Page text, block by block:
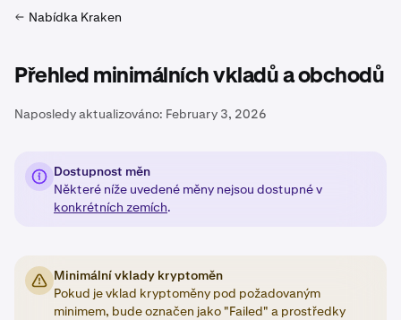
Nabídka Kraken
Přehled minimálních vkladů a obchodů
Naposledy aktualizováno: February 3, 2026
Dostupnost měn
Některé níže uvedené měny nejsou dostupné v
konkrétních zemích.
Minimální vklady kryptoměn
Pokud je vklad kryptoměny pod požadovaným
minimem, bude označen jako "Failed" a prostředky